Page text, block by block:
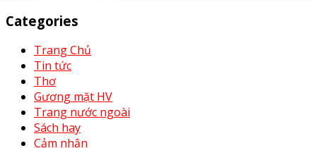
Categories
Trang Chủ
Tin tức
Thơ
Gương mặt HV
Trang nước ngoài
Sách hay
Cảm nhận